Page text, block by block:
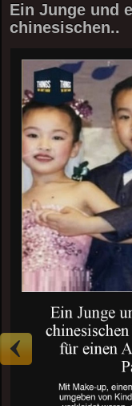
Ein Junge und
chinesischen..